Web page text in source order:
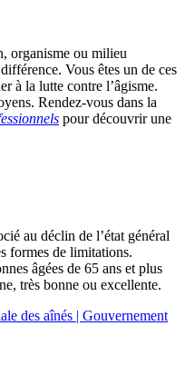
organisme ou milieu
Vous êtes un de ces
à la lutte contre l’âgisme.
Rendez-vous dans la
pour découvrir une
au déclin de l’état général
formes de limitations.
âgées de 65 ans et plus
très bonne ou excellente.
des aînés | Gouvernement